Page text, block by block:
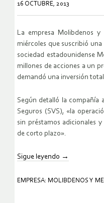
16 OCTUBRE, 2013
La empresa Molibdenos
miércoles que suscribió
sociedad estadounidense
millones de acciones a un
demandó una inversión
Según detalló la compañía
Seguros (SVS), «la
sin préstamos adicionales
de corto plazo».
Sigue leyendo →
EMPRESA: MOLIBDENOS Y